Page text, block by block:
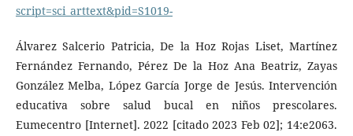
script=sci_arttext&pid=S1019-
Álvarez Salcerio Patricia, De la Hoz Rojas Liset, Martínez
Fernández Fernando, Pérez De la Hoz Ana Beatriz, Zayas
González Melba, López García Jorge de Jesús. Intervención
educativa sobre salud bucal en niños prescolares.
Eumecentro [Internet]. 2022 [citado 2023 Feb 02]; 14:e2063.